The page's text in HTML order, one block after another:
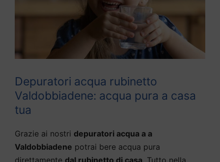
Depuratori acqua rubinetto
Valdobbiadene: acqua pura a casa
tua
Grazie ai nostri depuratori acqua a a
Valdobbiadene potrai bere acqua pura